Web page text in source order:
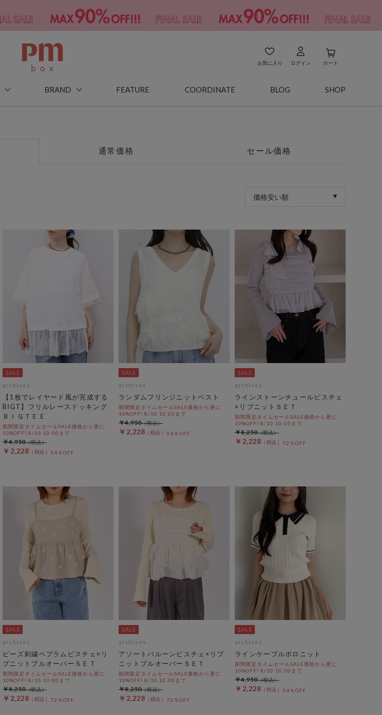
お気に入り ログイン カート
BRAND FEATURE COORDINATE BLOG SHOP
通常価格 セール価格
価格安い順
archives
【1枚でレイヤード風が完成する
BIGT】フリルレースドッキング
ＢＩＧＴＥＥ
期間限定タイムセールSALE価格から更に
10%OFF! 8/10 10:00まで
￥2,228 54％OFF
￥4,950
archives
ランダムフリンジニットベスト
期間限定タイムセールSALE価格から更に
10%OFF! 8/10 10:00まで
￥2,228 54％OFF
￥4,950
archives
ラインストーンチュールビスチェ
×リブニットＳＥＴ
期間限定タイムセールSALE価格から更に
10%OFF! 8/10 10:00まで
￥2,228 72％OFF
￥8,250
archives
ビーズ刺繍ペプラムビスチェ×リ
ブニットプルオーバーＳＥＴ
期間限定タイムセールSALE価格から更に
10%OFF! 8/10 10:00まで
￥2,228 72％OFF
￥8,250
archives
アソートバルーンビスチェ×リブ
ニットプルオーバーＳＥＴ
期間限定タイムセールSALE価格から更に
10%OFF! 8/10 10:00まで
￥2,228 72％OFF
￥8,250
archives
ラインケーブルポロニット
期間限定タイムセールSALE価格から更に
10%OFF! 8/10 10:00まで
￥2,228 54％OFF
￥4,950